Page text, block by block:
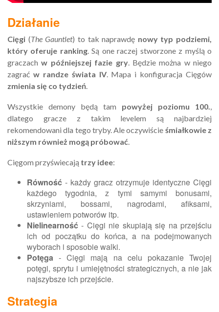
Działanie
Cięgi (The Gauntlet) to tak naprawdę nowy typ podziemi,
który oferuje ranking. Są one raczej stworzone z myślą o
graczachw późniejszej fazie gry. Będzie można w niego
zagrać w randze świata IV. Mapa i konfiguracja Cięgów
zmienia się co tydzień
Wszystkie demony będą tam powyżej poziomu 100.
dlatego gracze z takim levelem są najbardziej
rekomendowani dla tego tryby. Ale oczywiście śmiałkowie z
niższym również mogą próbować
Cięgom przyświecają trzy idee:
Równość - każdy gracz otrzymuje identyczne Cięgi
każdego tygodnia, z tymi samymi bonusami,
skrzyniami, bossami, nagrodami, afiksami,
ustawieniem potworów itp.
Nielinearność - Cięgi nie skupiają się na przejściu
ich od początku do końca, a na podejmowanych
wyborach i sposobie walki.
Potęga - Cięgi mają na celu pokazanie Twojej
potęgi, sprytu i umiejętności strategicznych, a nie jak
najszybsze ich przejście.
Strategia